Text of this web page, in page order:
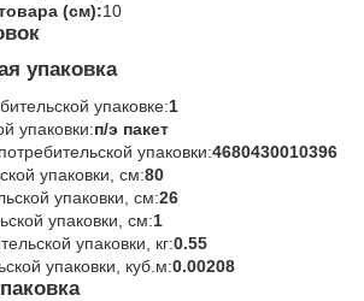
(см):10
упаковка
упаковке:1
упаковки:п/э пакет
упаковки:4680430010396
упаковки, см:80
упаковки, см:26
упаковки, см:1
упаковки, кг:0.55
упаковки, куб.м:0.00208